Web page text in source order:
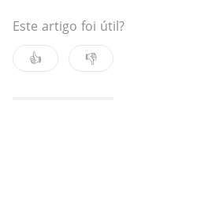
Este artigo foi útil?
👍
👎